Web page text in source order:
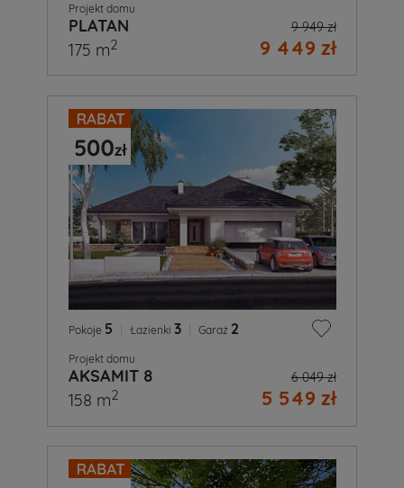
Projekt domu
PLATAN 9 949 zł
9 449 zł
175 m2
Pokoje 5 Łazienki 3 Garaż 2
Projekt domu
AKSAMIT 8 6 049 zł
5 549 zł
158 m2